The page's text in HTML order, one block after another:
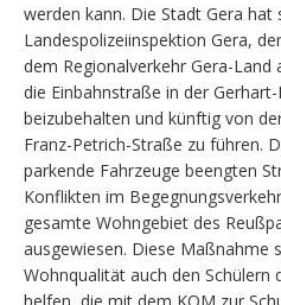
werden kann. Die Stadt Gera
Landespolizeiinspektion Gera,
dem Regionalverkehr Gera-
die Einbahnstraße in der
beizubehalten und künftig von
Franz-Petrich-Straße zu führen.
parkende Fahrzeuge beengten
Konflikten im
gesamte Wohngebiet des
ausgewiesen. Diese Maßnahme
Wohnqualität auch den Schülern